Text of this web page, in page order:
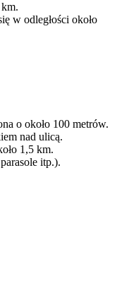
w odległości około
o około 100 metrów.
nad ulicą.
1,5 km.
itp.).